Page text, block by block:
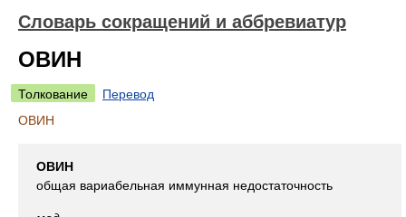
Словарь сокращений и аббревиатур
ОВИН
Толкование
Перевод
ОВИН
ОВИН
общая вариабельная иммунная недостаточность